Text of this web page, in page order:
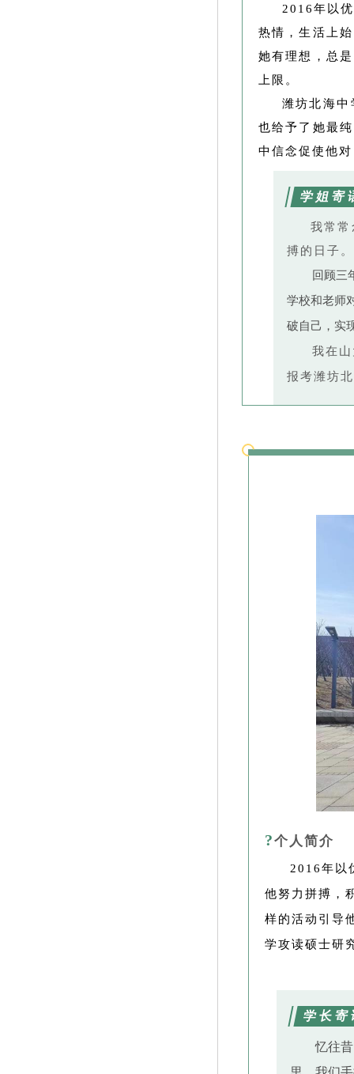
2016年以
热情，生活上
她有理想，总
上限。
潍坊北海
也给予了她最
中信念促使他
学姐寄
我常
搏的日子。
回顾三
学校和老师
破自己，实
我在
报考潍坊
?个人简介
2016年以
他努力拼搏，
样的活动引导
学攻读硕士研
学长
忆往